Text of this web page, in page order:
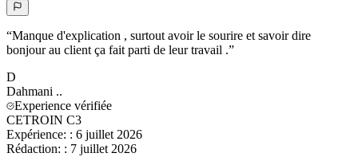
“Manque d'explication , surtout avoir le sourire et savoir dire
bonjour au client ça fait parti de leur travail .”
D
Dahmani ..
Experience vérifiée
CETROIN C3
Expérience: : 6 juillet 2026
Rédaction: : 7 juillet 2026